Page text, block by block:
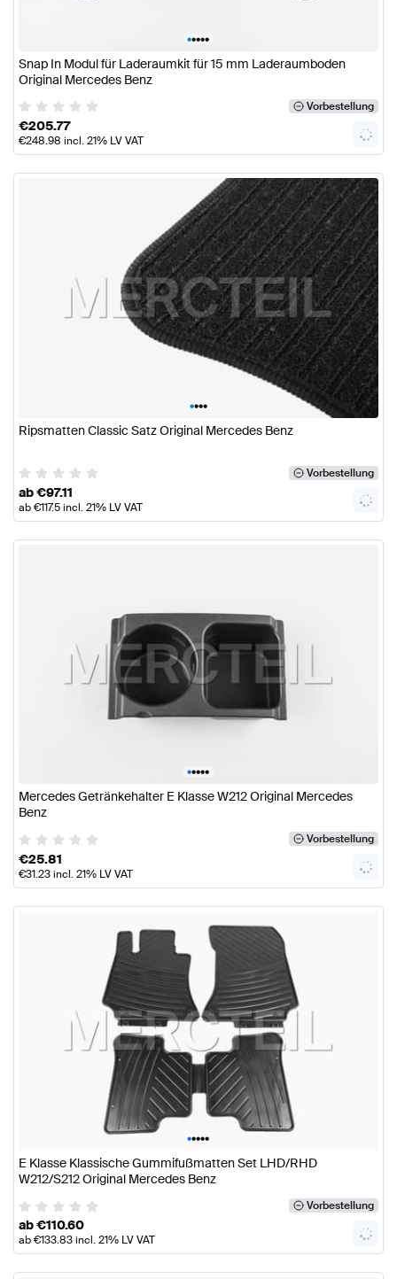
•••••
Snap In Modul für Laderaumkit für 15 mm Laderaumboden
Original Mercedes Benz
Vorbestellung
€205.77
€248.98 incl. 21% LV VAT
••••
Ripsmatten Classic Satz Original Mercedes Benz
Vorbestellung
ab€97.11
ab€117.5incl. 21% LV VAT
•••••
Mercedes Getränkehalter E Klasse W212 Original Mercedes
Benz
Vorbestellung
€25.81
€31.23incl. 21% LV VAT
•••••
E Klasse Klassische Gummifußmatten Set LHD/RHD
W212/S212 Original Mercedes Benz
Vorbestellung
ab€110.60
ab€133.83incl. 21% LV VAT